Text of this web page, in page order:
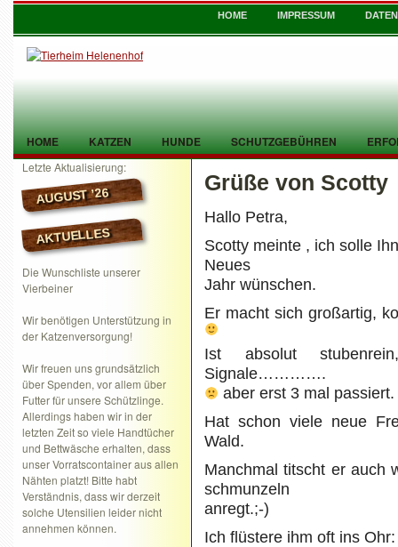
HOME IMPRESSUM
HOME KATZEN HUNDE SCHUTZGEBÜHREN
TIER GEFUNDEN KONTAKT
Letzte Aktualisierung:
AUGUST ’26
AKTUELLES
Die Wunschliste unserer
Vierbeiner
Wir benötigen Unterstützung in
der Katzenversorgung!
Wir freuen uns grundsätzlich
über Spenden, vor allem über
Futter für unsere Schützlinge.
Allerdings haben wir in der
letzten Zeit so viele Handtücher
und Bettwäsche erhalten, dass
unser Vorratscontainer aus allen
Nähten platzt! Bitte habt
Verständnis, dass wir derzeit
solche Utensilien leider nicht
annehmen können.
Grüße von Scotty
Hallo Petra,
Scotty meinte , ich solle
Neues
Jahr wünschen.
Er macht sich
Ist absolut
Signale………….
aber erst 3 mal passiert.
Hat schon viele neue
Wald.
Manchmal titscht er auch
schmunzeln
anregt.;-)
Ich flüstere ihm oft ins